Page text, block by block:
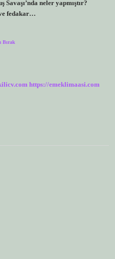
neler yapmıştır?
ve fedakar…
Bırak
https://emeklimaasi.com